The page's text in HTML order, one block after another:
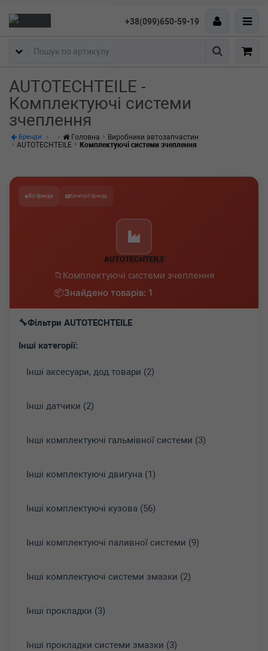
+38(099)650-59-19
Пошук
AUTOTECHTEILE -
Комплектуючі системи
зчеплення
Бренди Головна
Виробники автозапчастин
AUTOTECHTEILE
Комплектуючі системи зчеплення
Всі бренди Категорії бренду
AUTOTECHTEILE
Комплектуючі системи зчеплення
Знайдено товарів: 1
Фільтри AUTOTECHTEILE
Інші категорії:
Інші аксесуари, дод.товари (2)
Інші датчики (2)
Інші комплектуючі гальмівної системи (3)
Інші комплектуючі двигуна (1)
Інші комплектуючі кузова (56)
Інші комплектуючі паливної системи (9)
Інші комплектуючі системи змазки (2)
Інші прокладки (3)
Інші прокладки системи змазки (3)